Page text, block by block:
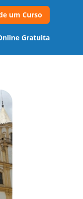
Gratuita
um Curso